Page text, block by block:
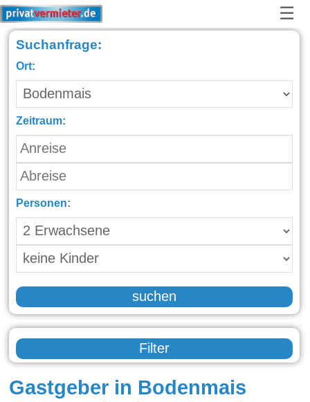
☰
Suchanfrage:
Ort:
Zeitraum:
Personen:
suchen
Filter
Gastgeber in Bodenmais